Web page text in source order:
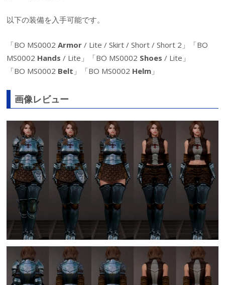
以下の装備を入手可能です。
「BO MS0002Armor / Lite / Skirt / Short / Short 2」「BO
MS0002 Hands / Lite」「BO MS0002 Shoes / Lite」
「BO MS0002 Belt 」「BO MS0002 Helm 」
画像レビュー